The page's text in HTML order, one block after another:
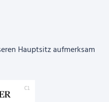
Hauptsitz aufmerksam